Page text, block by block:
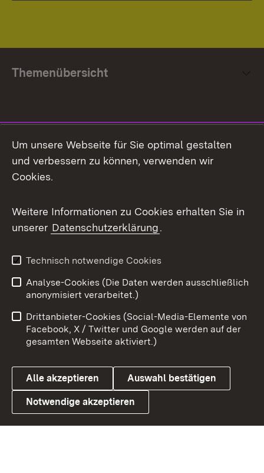
Themenübersicht
Facebook
X / Twitter
Youtube
Link zum Landesportal
Impressum
Kontakt
Barrierefreiheit
Datenschutz
Cookies
Um unsere Webseite für Sie optimal gestalten
und verbessern zu können, verwenden wir
Cookies.
Weitere Informationen zu Cookies erhalten Sie in
unserer Datenschutzerklärung.
Technisch notwendige Cookies
Analyse-Cookies (Die Daten werden ausschließlich
anonymisiert verarbeitet.)
Drittanbieter-Cookies (Social-Media-Elemente von
Facebook, X / Twitter und Google werden auf der
gesamten Webseite aktiviert.)
Alle akzeptieren Auswahl bestätigen
Notwendige akzeptieren